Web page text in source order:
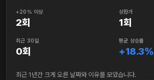
+20% 이상
2회
상한가
1회
최근 30일
0회
평균 상승률
+18.3%
최근 1년간 크게 오른 날짜와 이유를 모았습니다.